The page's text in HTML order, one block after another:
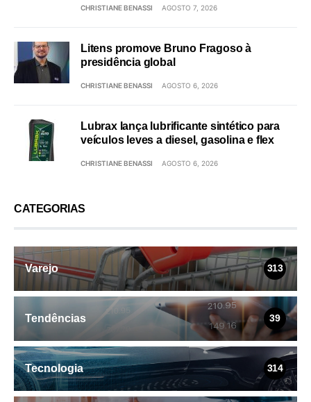
CHRISTIANE BENASSI AGOSTO 7, 2026
Litens promove Bruno Fragoso à
presidência global
CHRISTIANE BENASSI AGOSTO 6, 2026
Lubrax lança lubrificante sintético para
veículos leves a diesel, gasolina e flex
CHRISTIANE BENASSI AGOSTO 6, 2026
CATEGORIAS
Varejo 313
Tendências 39
Tecnologia 314